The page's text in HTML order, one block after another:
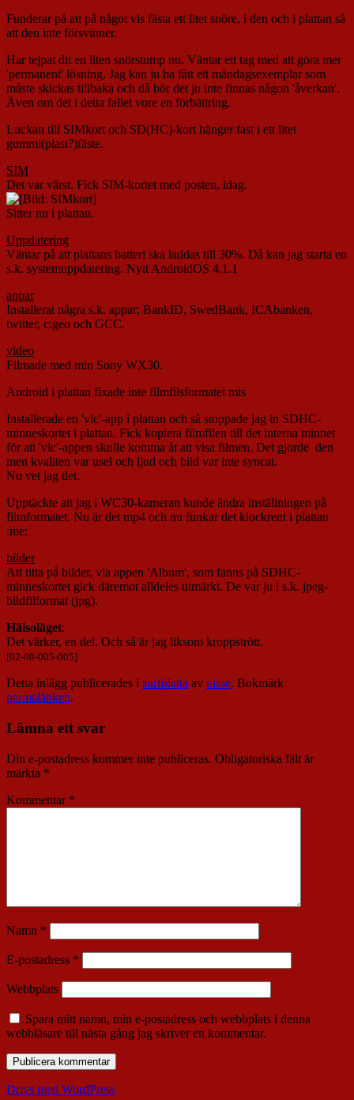
Funderar på att på något vis fästa ett litet snöre, i den och i plattan så
att den inte försvinner.
Har tejpat dit en liten snörstump nu. Väntar ett tag med att göra mer
'permanent' lösning. Jag kan ju ha fått ett måndagsexemplar som
måste skickas tillbaka och då bör det ju inte finnas någon 'åverkan'.
Även om det i detta fallet vore en förbättring.
Luckan till SIMkort och SD(HC)-kort hänger fast i ett litet
gummi(plast?)fäste.
SIM
Det var värst. Fick SIM-kortet med posten, idag.
Sitter nu i plattan.
Uppdatering
Väntar på att plattans batteri ska laddas till 30%. Då kan jag starta en
s.k. systemuppdatering. Nytt AndroidOS 4.1.1
appar
Installerat några s.k. appar; BankID, SwedBank, ICAbanken,
twitter, c:geo och GCC.
video
Filmade med min Sony WX30.
Android i plattan fixade inte filmfilsformatet mts
Installerade en 'vlc'-app i plattan och så stoppade jag in SDHC-
minneskortet i plattan. Fick kopiera filmfilen till det interna minnet
för att 'vlc'-appen skulle komma åt att visa filmen. Det gjorde den
men kvaliten var usel och ljud och bild var inte syncat.
Nu vet jag det.
Upptäckte att jag i WC30-kameran kunde ändra inställningen på
filmformatet. Nu är det mp4 och nu funkar det klockrent i plattan
:me:
bilder
Att titta på bilder, via appen 'Album', som fanns på SDHC-
minneskortet gick däremot alldeles utmärkt. De var ju i s.k. jpeg-
bildfilformat (jpg).
Hälsoläget:
Det värker, en del. Och så är jag liksom kroppstrött.
[02-08-005-005]
Detta inlägg publicerades i surfplatta av nisse. Bokmärk
permalänken.
Lämna ett svar
Din e-postadress kommer inte publiceras. Obligatoriska fält är
märkta *
Kommentar *
Namn *
E-postadress *
Webbplats
Spara mitt namn, min e-postadress och webbplats i denna
webbläsare till nästa gång jag skriver en kommentar.
Drivs med WordPress